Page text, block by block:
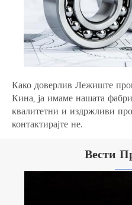
Како доверлив Лежиште
Кина, ја имаме нашата
квалитетни и издржливи
контактирајте не.
Вести